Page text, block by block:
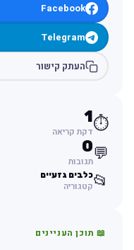
Facebook
Telegram
העתק קישור
⏱️
1
דקת קריאה
💬
0
תגובות
📂כלבים גזעיים
קטגוריה
📖 תוכן העניינים